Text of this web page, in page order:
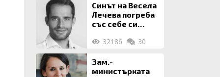
Синът на Весела
Лечева погреба
със себе си
млн. евро
32186 30
Зам.-
министърката